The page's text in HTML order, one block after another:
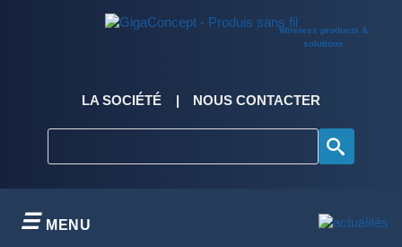
Wireless products &
solutions
LA SOCIÉTÉ NOUS CONTACTER
MENU